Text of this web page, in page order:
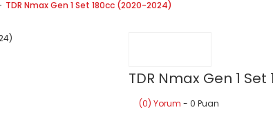
TDR Nmax Gen 1 Set 180cc (2020-2024)
TDR Nmax Gen 1
(0) Yorum - 0 Puan